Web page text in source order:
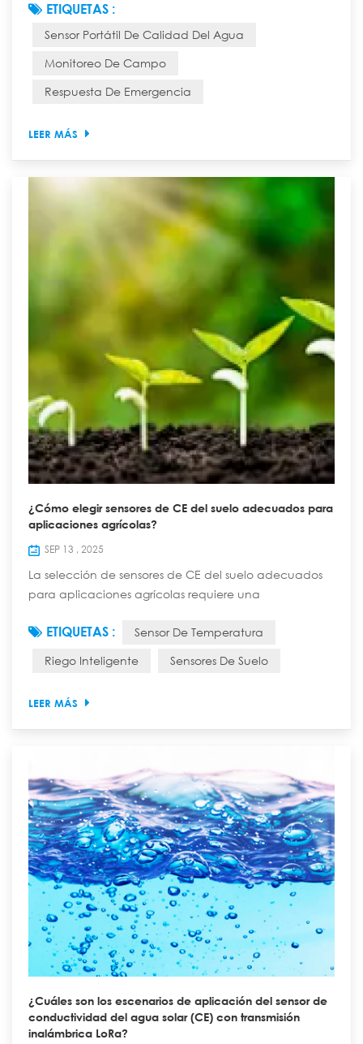
debido a un accidente ambiental repentino? ¿Cómo
puede un equipo de expedición científica evaluar
descubierto en la selva profunda de la montaña? En
el pasado, responder a estas preguntas requería un
ETIQUETAS :
Sensor Portátil De Calidad Del Agua
Monitoreo De Campo
Respuesta De Emergencia
LEER MÁS
¿Cómo elegir sensores de CE del suelo adecuados para
aplicaciones agrícolas?
SEP 13 , 2025
La selección de sensores de CE del suelo adecuados
para aplicaciones agrícolas requiere una
continuación, se presentan algunos puntos clave:
de medición de 0 a 20000 μS/cm puede cubrir la
leve hasta tierras salino-alcalinas severas, lo que
puede sa...
ETIQUETAS : Sensor De Temperatura
Riego Inteligente Sensores De Suelo
LEER MÁS
¿Cuáles son los escenarios de aplicación del sensor de
conductividad del agua solar (CE) con transmisión
inalámbrica LoRa?